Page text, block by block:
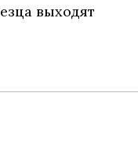
выходят